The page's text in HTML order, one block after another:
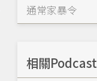
通常家暴令
相關Podcast